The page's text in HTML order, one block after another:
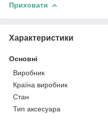
Приховати
Характеристики
Основні
Виробник
Країна виробник
Стан
Тип аксесуара